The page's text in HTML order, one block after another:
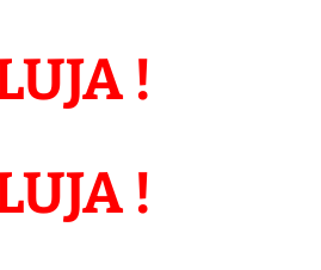
!
!